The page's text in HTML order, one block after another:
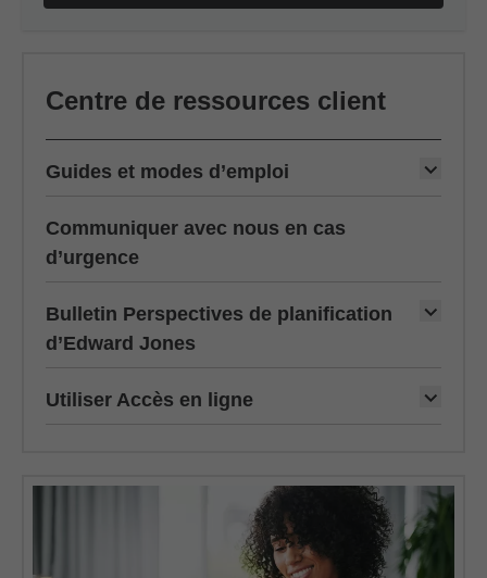
Centre de ressources client
Guides et modes d’emploi
Communiquer avec nous en cas
d’urgence
Bulletin Perspectives de planification
d’Edward Jones
Utiliser Accès en ligne